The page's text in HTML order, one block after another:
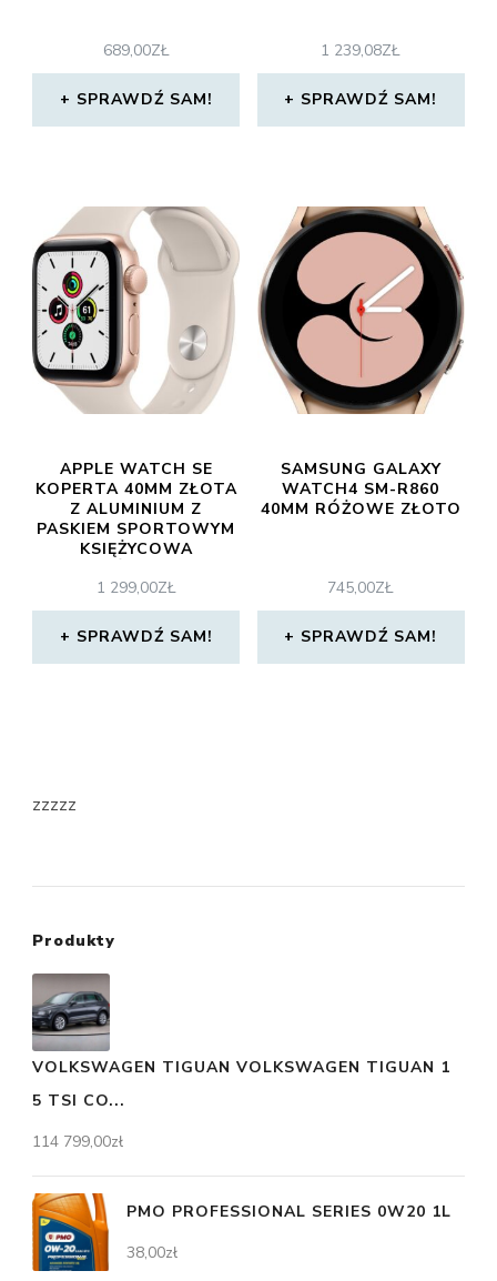
689,00ZŁ
SPRAWDŹ SAM!
1 239,08ZŁ
SPRAWDŹ SAM!
APPLE WATCH SE
KOPERTA 40MM ZŁOTA
Z ALUMINIUM Z
PASKIEM SPORTOWYM
KSIĘŻYCOWA
(MKQ03WBA)
1 299,00ZŁ
SPRAWDŹ SAM!
SAMSUNG GALAXY
WATCH4 SM-R860
40MM RÓŻOWE ZŁOTO
745,00ZŁ
SPRAWDŹ SAM!
zzzzz
Produkty
VOLKSWAGEN TIGUAN VOLKSWAGEN TIGUAN 1
5 TSI CO...
114 799,00zł
PMO PROFESSIONAL SERIES 0W20 1L
38,00zł